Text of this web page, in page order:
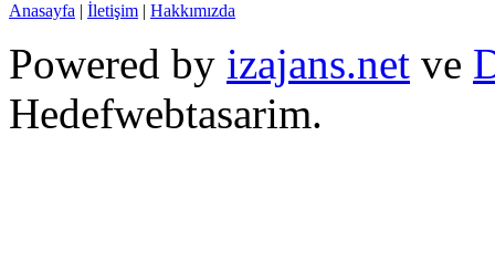
Anasayfa | İletişim | Hakkımızda
Powered by izajans.net ve
Hedefwebtasarim.